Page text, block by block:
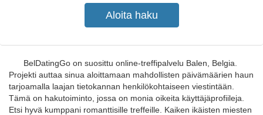
BelDatingGo on suosittu online-treffipalvelu Balen, Belgia.
Projekti auttaa sinua aloittamaan mahdollisten päivämäärien haun
tarjoamalla laajan tietokannan henkilökohtaiseen viestintään.
Tämä on hakutoiminto, jossa on monia oikeita käyttäjäprofiileja.
Etsi hyvä kumppani romanttisille treffeille. Kaiken ikäisten miesten